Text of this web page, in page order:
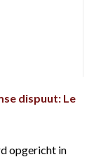
dispuut: Le
opgericht in